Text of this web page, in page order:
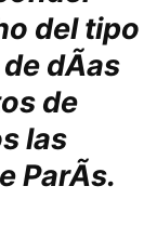
del tipo
dÃ­as
de
las
ParÃ­s.